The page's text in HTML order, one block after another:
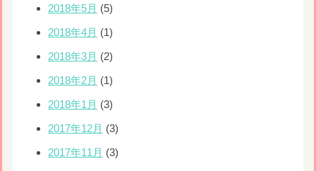
2018年5月 (5)
2018年4月 (1)
2018年3月 (2)
2018年2月 (1)
2018年1月 (3)
2017年12月 (3)
2017年11月 (3)